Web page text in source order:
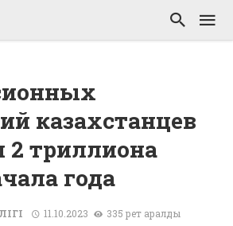
казахстанцев
2 триллиона
года
11.10.2023 335 рет қаралды